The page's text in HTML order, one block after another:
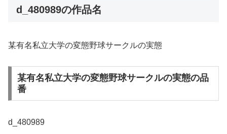
d_480989の作品名
某有名私立大学の変態野球サークルの実態
某有名私立大学の変態野球サークルの実態の品
番
d_480989